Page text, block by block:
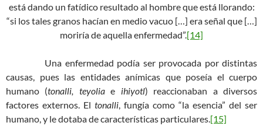
está dando un fatídico resultado al hombre que está llorando:
“si los tales granos hacían en medio vacuo […] era señal que […]
moriría de aquella enfermedad”.[14]
Una enfermedad podía ser provocada por distintas
causas, pues las entidades anímicas que poseía el cuerpo
humano (tonalli, teyoliae ihiyotl) reaccionaban a diversos
factores externos. El tonalli, fungía como “la esencia” del ser
humano, y le dotaba de características particulares.[15]